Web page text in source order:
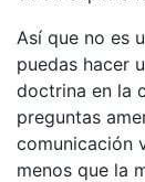
Así que no es
puedas hacer
doctrina en la
preguntas
comunicación
menos que la